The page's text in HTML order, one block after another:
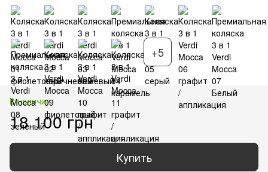
+5
В наличии
18 100 грн
Купить